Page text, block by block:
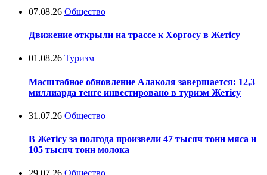
07.08.26 Общество
Движение открыли на трассе к Хоргосу в Жетісу
01.08.26 Туризм
Масштабное обновление Алаколя завершается: 12,3
миллиарда тенге инвестировано в туризм Жетісу
31.07.26 Общество
В Жетісу за полгода произвели 47 тысяч тонн мяса и
105 тысяч тонн молока